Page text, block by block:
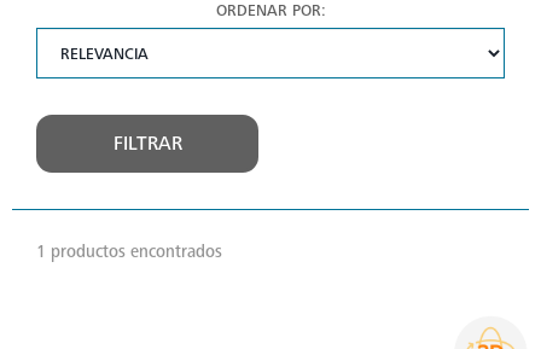
ORDENAR POR:
FILTRAR
1 productos encontrados